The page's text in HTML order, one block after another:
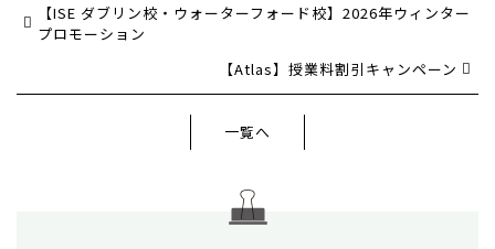
【ISE ダブリン校・ウォーターフォード校】2026年ウィンター
プロモーション
一覧へ
【Atlas】授業料割引キャンペーン